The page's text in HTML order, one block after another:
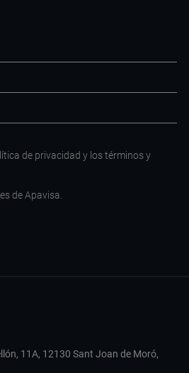
de privacidad y lostérminos y
de Apavisa.
11A, 12130 Sant Joan de Moró,